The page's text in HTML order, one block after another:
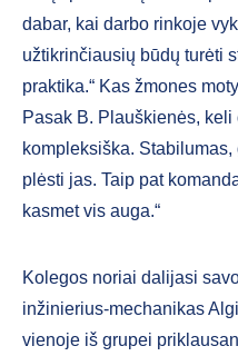
dabar, kai darbo rinkoje
užtikrinčiausių būdų turėti
praktika.“ Kas žmones
Pasak B. Plauškienės, keli
kompleksiška.
plėsti jas. Taip pat
kasmet vis auga.“
Kolegos noriai dalijasi
inžinierius-mechanikas
vienoje iš grupei